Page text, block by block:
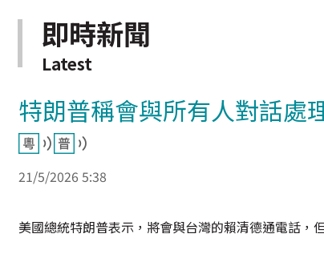
即時新聞
Latest
特朗普稱會與所有人對話處
21/5/2026 5:38
美國總統特朗普表示，將會與台灣的賴清德通電話，